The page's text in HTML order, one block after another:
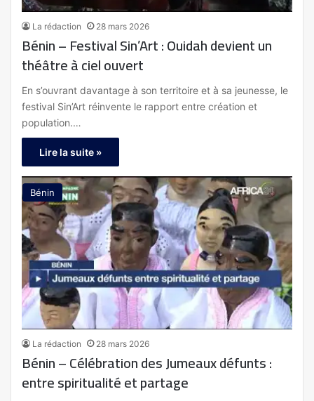
La rédaction 28 mars 2026
Bénin – Festival Sin’Art : Ouidah devient un
théâtre à ciel ouvert
En s’ouvrant davantage à son territoire et à sa jeunesse, le
festival Sin’Art réinvente le rapport entre création et
population.…
Lire la suite »
Bénin
La rédaction 28 mars 2026
Bénin – Célébration des Jumeaux défunts :
entre spiritualité et partage